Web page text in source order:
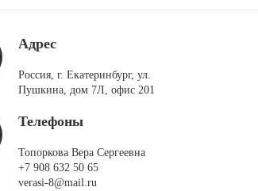
Адрес
Россия, г. Екатеринбург, ул.
Пушкина, дом 7Л, офис 201
Телефоны
Топоркова Вера Сергеевна
+7 908 632 50 65
verasi-8@mail.ru